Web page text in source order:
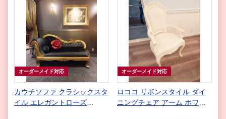
オーダーメイド対応
カウチソファ クラシックスタ
イル エレガントローズ
オーダーメイド対応
ロココ リボンスタイル ダイ
ニングチェア アーム ホワイ